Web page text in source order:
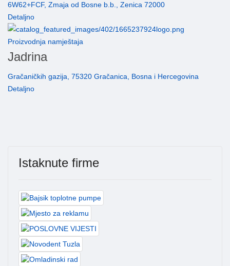
6W62+FCF, Zmaja od Bosne b.b., Zenica 72000
Detaljno
Proizvodnja namještaja
Jadrina
Gračaničkih gazija, 75320 Gračanica, Bosna i Hercegovina
Detaljno
Istaknute firme